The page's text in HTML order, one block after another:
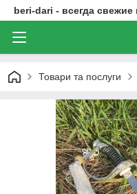
beri-dari - всегда свежие
Товари та послуги